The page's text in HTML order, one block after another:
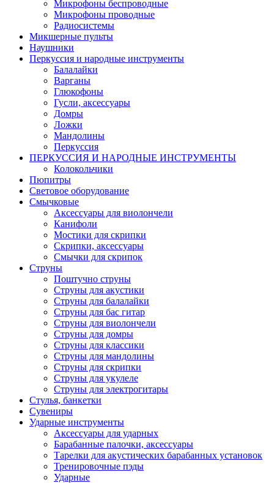
Микрофоны беспроводные
Микрофоны проводные
Радиосистемы
Микшерные пульты
Наушники
Перкуссия и народные инструменты
Балалайки
Варганы
Глюкофоны
Гусли, аксессуары
Домры
Ложки
Мандолины
Перкуссия
ПЕРКУССИЯ И НАРОДНЫЕ ИНСТРУМЕНТЫ
Колокольчики
Пюпитры
Световое оборудование
Смычковые
Аксессуары для виолончели
Канифоли
Мостики для скрипки
Скрипки, аксессуары
Смычки для скрипок
Струны
Поштучно струны
Струны для акустики
Струны для балалайки
Струны для бас гитар
Струны для виолончели
Струны для домры
Струны для классики
Струны для мандолины
Струны для скрипки
Струны для укулеле
Струны для электрогитары
Стулья, банкетки
Сувениры
Ударные инструменты
Аксессуары для ударных
Барабанные палочки, аксессуары
Тарелки для акустических барабанных установок
Тренировочные пэды
Ударные